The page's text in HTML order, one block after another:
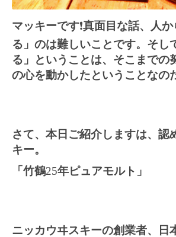
マッキーです❗️真面目な話、人
る」のは難しいことです。そし
る」ということは、そこまでの
の心を動かしたということなの
さて、本日ご紹介しますは、認
キー。
「竹鶴25年ピュアモルト」
ニッカウヰスキーの創業者、日